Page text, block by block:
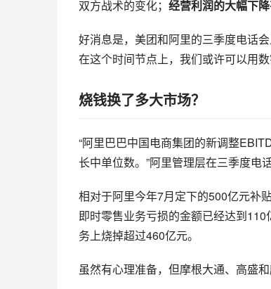
双方战术的变化； 经营利润的大幅下
好消息是，美团和阿里的三季度电话
在这个时间节点上，我们或许可以用
烧钱换了多大市场？
“阿里巴巴中国电商集团的新调整
长中单位数。”阿里管理层在三季度电
相对于阿里今年7月定下的500亿元补
即时零售业务亏损的金额已经达到
务上烧掉超过460亿元。
虽然有心理准备，但摩根大通、高盛